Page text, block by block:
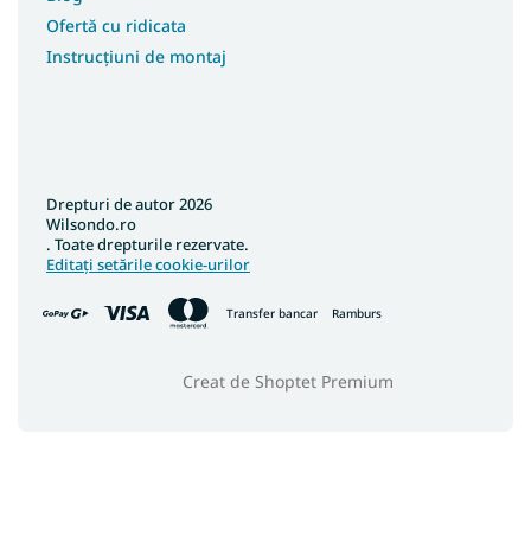
Ofertă cu ridicata
Instrucțiuni de montaj
Transfer bancar Ramburs
Creat de Shoptet Premium
Drepturi de autor 2026
Wilsondo.ro
. Toate drepturile rezervate.
Editați setările cookie-urilor